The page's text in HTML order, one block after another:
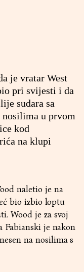
je vratar West
pri svijesti i da
sudara sa
nosilima u prvom
kod
na klupi
naletio je na
bio izbio loptu
Wood je za svoj
Fabianski je nakon
na nosilima s